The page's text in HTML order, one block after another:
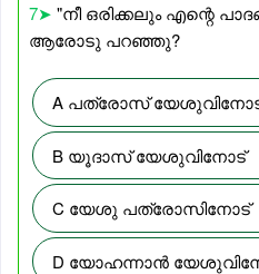
7➤ "നീ ഒരിക്കലും എന്റെ
ആരോടു പറഞ്ഞു?
A പത്രോസ്
B യൂദാസ് യേശുവിനോട്
C യേശു പത്രോസിനോട്
D യോഹന്നാൻ